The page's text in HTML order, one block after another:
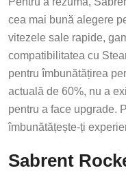
cea mai bună alegere
vitezele sale rapide,
compatibilitatea cu
pentru îmbunătățirea
actuală de 60%, nu a
pentru a face upgrade.
îmbunătățește-ți
Sabrent